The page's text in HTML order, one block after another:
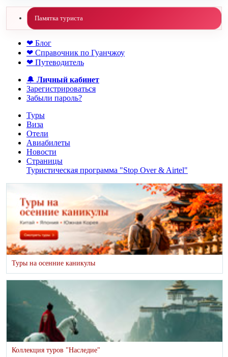
Памятка туриста
❤ Блог
❤ Справочник по Гуанчжоу
❤ Путеводитель
🔔 Личный кабинет
Зарегистрироваться
Забыли пароль?
Туры
Виза
Отели
Авиабилеты
Новости
Страницы
Туристическая программа "Stop Over & Airtel"
Туры на осенние каникулы
Коллекция туров "Наследие"